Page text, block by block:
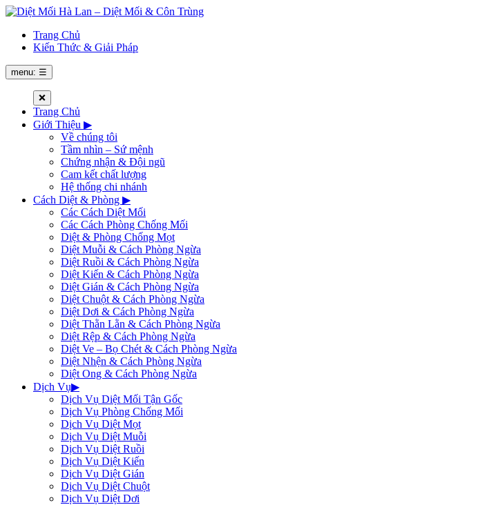
Trang Chủ
Kiến Thức & Giải Pháp
menu: ☰
❌
Trang Chủ
Giới Thiệu ▶
Về chúng tôi
Tầm nhìn – Sứ mệnh
Chứng nhận & Đội ngũ
Cam kết chất lượng
Hệ thống chi nhánh
Cách Diệt & Phòng ▶
Các Cách Diệt Mối
Các Cách Phòng Chống Mối
Diệt & Phòng Chống Mọt
Diệt Muỗi & Cách Phòng Ngừa
Diệt Ruồi & Cách Phòng Ngừa
Diệt Kiến & Cách Phòng Ngừa
Diệt Gián & Cách Phòng Ngừa
Diệt Chuột & Cách Phòng Ngừa
Diệt Dơi & Cách Phòng Ngừa
Diệt Thằn Lằn & Cách Phòng Ngừa
Diệt Rệp & Cách Phòng Ngừa
Diệt Ve – Bọ Chét & Cách Phòng Ngừa
Diệt Nhện & Cách Phòng Ngừa
Diệt Ong & Cách Phòng Ngừa
Dịch Vụ▶
Dịch Vụ Diệt Mối Tận Gốc
Dịch Vụ Phòng Chống Mối
Dịch Vụ Diệt Mọt
Dịch Vụ Diệt Muỗi
Dịch Vụ Diệt Ruồi
Dịch Vụ Diệt Kiến
Dịch Vụ Diệt Gián
Dịch Vụ Diệt Chuột
Dịch Vụ Diệt Dơi